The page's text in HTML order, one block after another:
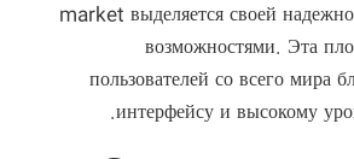
market выделяется своей
возможностями. Эта
пользователей со всего мира
интерфейсу и высокому